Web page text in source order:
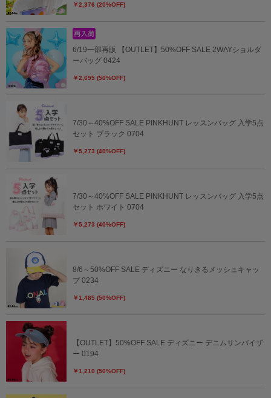
￥2,376 (20%OFF)
6/19一部再販 【OUTLET】50%OFF SALE 2WAYショルダ
ーバッグ 0424
￥2,695 (50%OFF)
7/30～40%OFF SALE PINKHUNT レッスンバッグ 入学5点
セット ブラック 0704
￥5,273 (40%OFF)
7/30～40%OFF SALE PINKHUNT レッスンバッグ 入学5点
セット ホワイト 0704
￥5,273 (40%OFF)
8/6～50%OFF SALE ディズニー なりきるメッシュキャッ
プ 0234
￥1,485 (50%OFF)
【OUTLET】50%OFF SALE ディズニー デニムサンバイザ
ー 0194
￥1,210 (50%OFF)